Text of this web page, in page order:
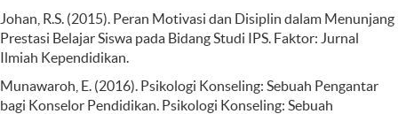
Johan, R.S. (2015). Peran Motivasi dan Disiplin dalam Menunjang
Prestasi Belajar Siswa pada Bidang Studi IPS. Faktor: Jurnal
Ilmiah Kependidikan.
Munawaroh, E. (2016). Psikologi Konseling: Sebuah Pengantar
bagi Konselor Pendidikan. Psikologi Konseling: Sebuah